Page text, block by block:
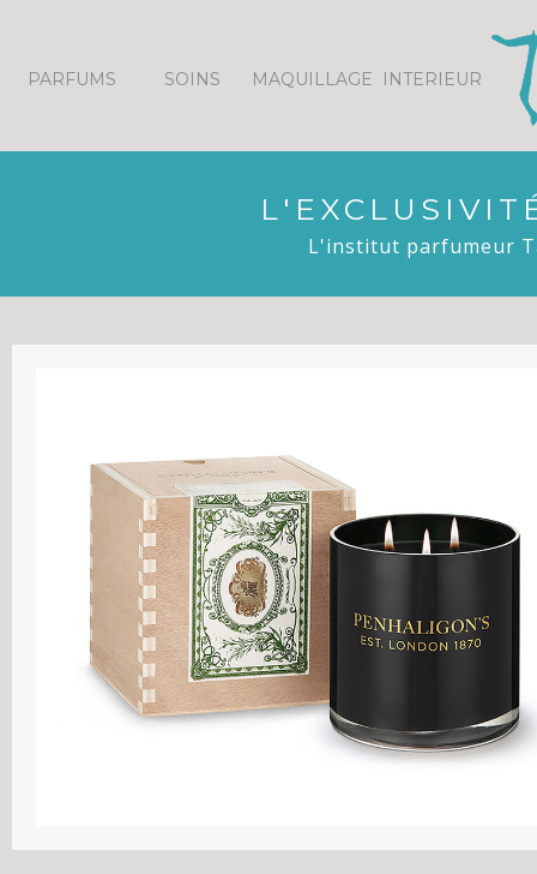
PARFUMS SOINS MAQUILLAGE INTERIEUR
L'institut parfumeur